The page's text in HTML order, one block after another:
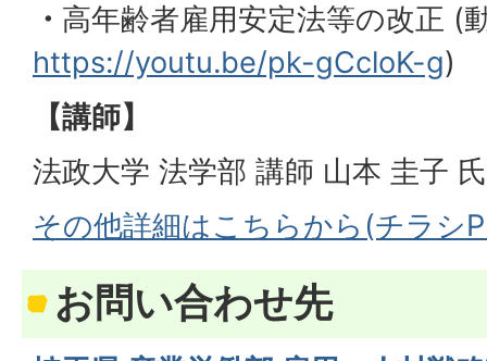
・ 高年齢者雇用安定法等の改正 (
https://youtu.be/pk-gCcloK-g)
【講師】
法政大学 法学部 講師 山本 圭子 氏
その他詳細はこちらから(チラシ
お問い合わせ先